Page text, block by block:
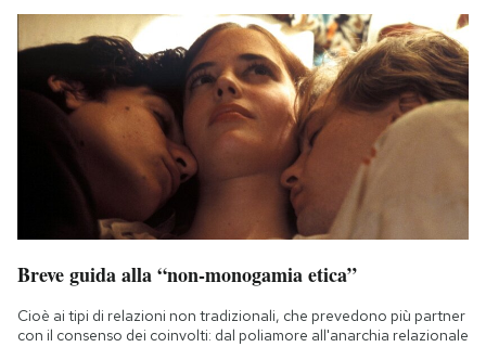
Breve guida alla “non-monogamia etica”
Cioè ai tipi di relazioni non tradizionali, che prevedono più partner
con il consenso dei coinvolti: dal poliamore all'anarchia relazionale